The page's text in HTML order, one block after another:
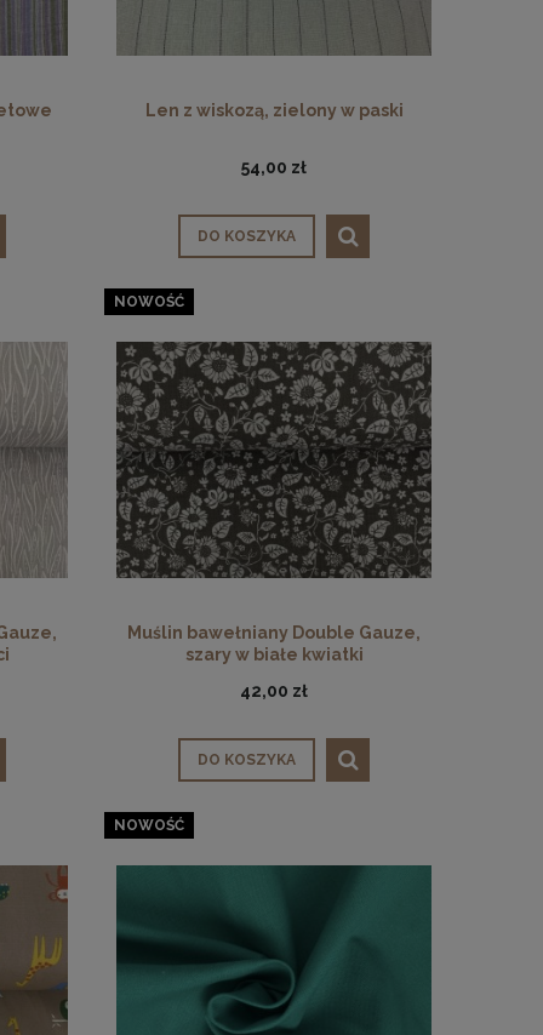
Len z wiskozą, zielony w paski
54,00 zł
DO KOSZYKA
Muślin bawełniany Double Gauze,
szary w białe kwiatki
42,00 zł
DO KOSZYKA
NOWOŚĆ
NOWOŚĆ